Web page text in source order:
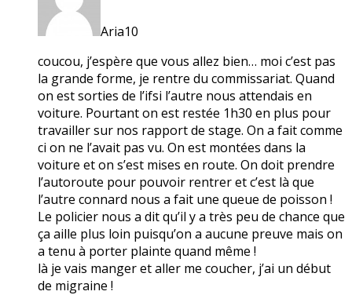
Aria10
coucou, j’espère que vous allez bien… moi c’est pas
la grande forme, je rentre du commissariat. Quand
on est sorties de l’ifsi l’autre nous attendais en
voiture. Pourtant on est restée 1h30 en plus pour
travailler sur nos rapport de stage. On a fait comme
ci on ne l’avait pas vu. On est montées dans la
voiture et on s’est mises en route. On doit prendre
l’autoroute pour pouvoir rentrer et c’est là que
l’autre connard nous a fait une queue de poisson !
Le policier nous a dit qu’il y a très peu de chance que
ça aille plus loin puisqu’on a aucune preuve mais on
a tenu à porter plainte quand même !
là je vais manger et aller me coucher, j’ai un début
de migraine !